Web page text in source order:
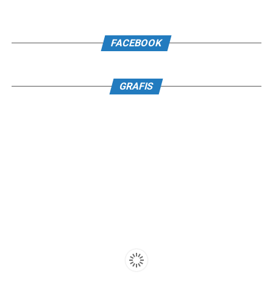
FACEBOOK
GRAFIS